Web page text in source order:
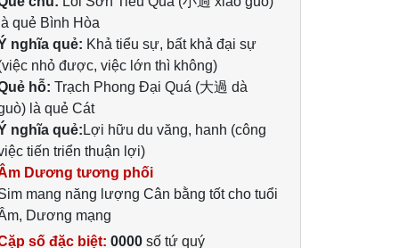
quẻ Bình Hòa
nghĩa quẻ: Khả tiểu sự, bất khả đại sự
nhỏ được, việc lớn thì không)
hỗ: Trạch Phong Đại Quá (大過 dà
là quẻ Cát
nghĩa quẻ: Lợi hữu du văng, hanh (công
tiến triển thuận lợi)
Dương tương phối
mang năng lượng Cân bằng tốt cho tuổi
Dương mạng
số đặc biệt: 0000số tứ quý